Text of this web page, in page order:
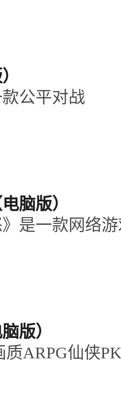
款公平对战
脑版）
》是一款网络
版）
质ARPG仙侠